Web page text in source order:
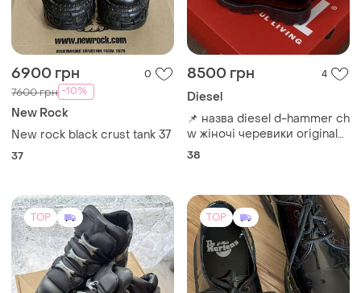
6900 грн 0
7600 грн -10%
New Rock
New rock black crust tank 37
37
8500 грн 4
Diesel
📌 назва diesel d-hammer ch
w жіночі черевики original
38
38
TOP TOP